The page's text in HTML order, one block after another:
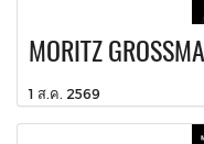
MORITZ
1 ส.ค. 2569